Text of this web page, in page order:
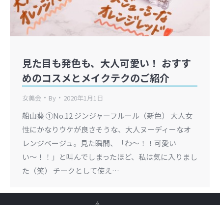
見た目も発色も、大人可愛い！ おすす
めのコスメとメイクテクのご紹介
女美会 By 2020年1月1日
船山葵 ①No.12 ジンジャーフルール （新色） 大人女
性にかなりウケが良さそうな、大人ヌーディーなオ
レンジベージュ。見た瞬間、「わ〜！！可愛い
い〜！！」と叫んでしまったほど、私は気に入りまし
た（笑） チークとして使え…